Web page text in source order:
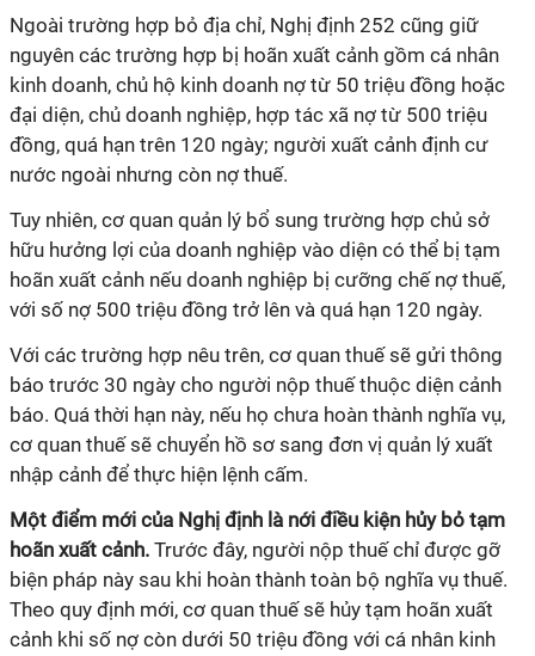
Ngoài trường hợp bỏ địa chỉ, Nghị định 252 cũng giữ
nguyên các trường hợp bị hoãn xuất cảnh gồm cá nhân
kinh doanh, chủ hộ kinh doanh nợ từ 50 triệu đồng hoặc
đại diện, chủ doanh nghiệp, hợp tác xã nợ từ 500 triệu
đồng, quá hạn trên 120 ngày; người xuất cảnh định cư
nước ngoài nhưng còn nợ thuế.
Tuy nhiên, cơ quan quản lý bổ sung trường hợp chủ sở
hữu hưởng lợi của doanh nghiệp vào diện có thể bị tạm
hoãn xuất cảnh nếu doanh nghiệp bị cưỡng chế nợ thuế,
với số nợ 500 triệu đồng trở lên và quá hạn 120 ngày.
Với các trường hợp nêu trên, cơ quan thuế sẽ gửi thông
báo trước 30 ngày cho người nộp thuế thuộc diện cảnh
báo. Quá thời hạn này, nếu họ chưa hoàn thành nghĩa vụ,
cơ quan thuế sẽ chuyển hồ sơ sang đơn vị quản lý xuất
nhập cảnh để thực hiện lệnh cấm.
Một điểm mới của Nghị định là nới điều kiện hủy bỏ tạm
hoãn xuất cảnh. Trước đây, người nộp thuế chỉ được gỡ
biện pháp này sau khi hoàn thành toàn bộ nghĩa vụ thuế.
Theo quy định mới, cơ quan thuế sẽ hủy tạm hoãn xuất
cảnh khi số nợ còn dưới 50 triệu đồng với cá nhân kinh